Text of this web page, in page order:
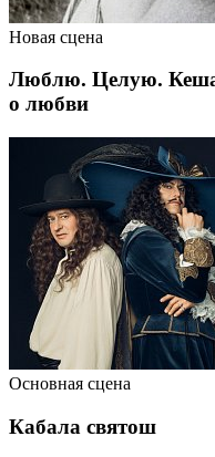
Новая сцена
Люблю. Целую.
о любви
Основная сцена
Кабала святош